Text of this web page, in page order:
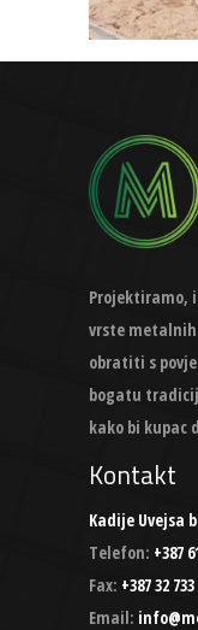
Projektiramo,
vrste
obratiti s
bogatu
kako bi kupac
Kontakt
Kadije Uvejsa
Telefon: +387
Fax: +387 32
Email: